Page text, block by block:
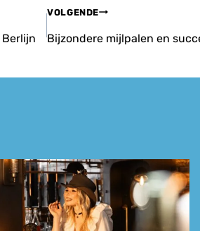
VOLGENDE
Bijzondere mijlpalen en